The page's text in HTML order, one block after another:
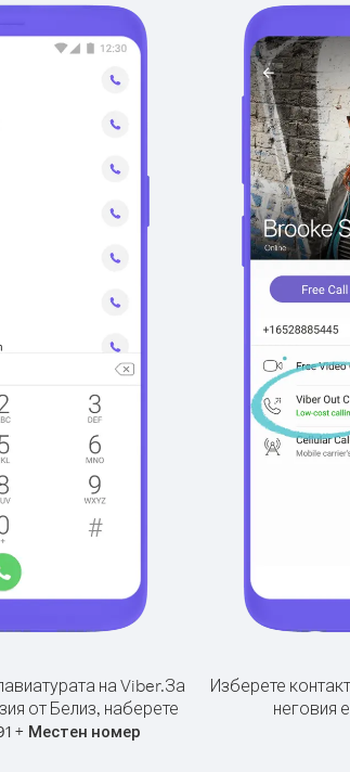
на Viber.За
от Белиз, наберете
+ Местен номер
Изберете
неговия